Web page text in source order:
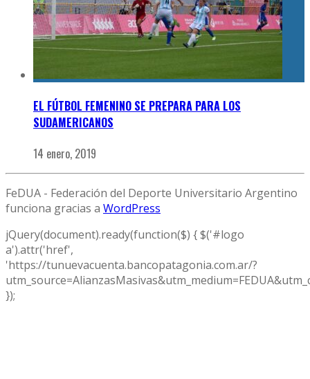
EL FÚTBOL FEMENINO SE PREPARA PARA LOS
SUDAMERICANOS
14 enero, 2019
FeDUA - Federación del Deporte Universitario Argentino
funciona gracias a WordPress
jQuery(document).ready(function($) { $('#logo
a').attr('href',
'https://tunuevacuenta.bancopatagonia.com.ar/?
});